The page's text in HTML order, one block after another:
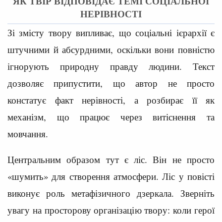
НЕРІВНОСТІ
Зі змісту твору випливає, що соціальні ієрархії є
штучними й абсурдними, оскільки вони повністю
ігнорують природну правду людини. Текст
дозволяє припустити, що автор не просто
констатує факт нерівності, а розбирає її як
механізм, що працює через витіснення та
мовчання.
Центральним образом тут є ліс. Він не просто
«шумить» для створення атмосфери. Ліс у повісті
виконує роль метафізичного дзеркала. Зверніть
увагу на просторову організацію твору: коли герої